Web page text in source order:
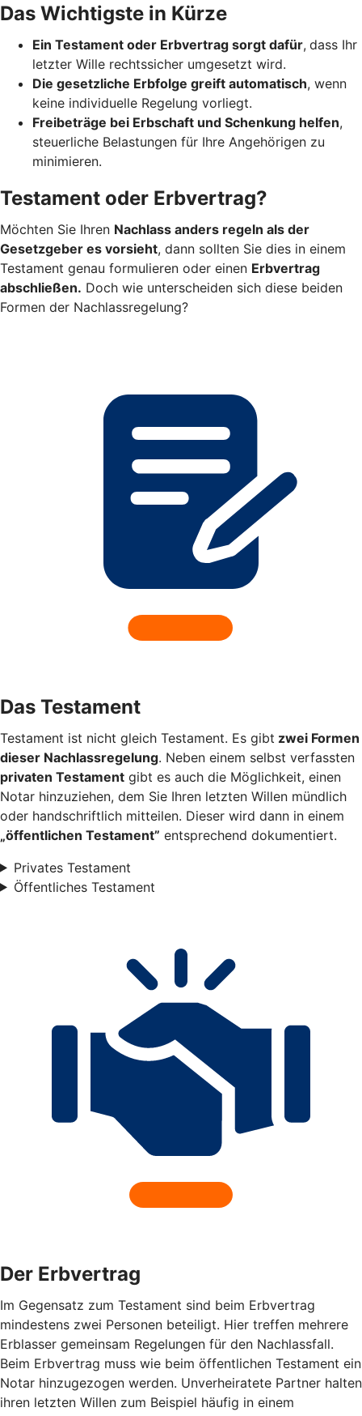
Das Wichtigste in Kürze
Ein Testament oder Erbvertrag sorgt dafür, dass Ihr
letzter Wille rechtssicher umgesetzt wird.
Die gesetzliche Erbfolge greift automatisch, wenn
keine individuelle Regelung vorliegt.
Freibeträge bei Erbschaft und Schenkung helfen,
steuerliche Belastungen für Ihre Angehörigen zu
minimieren.
Testament oder Erbvertrag?
Möchten Sie Ihren Nachlass anders regeln als der
Gesetzgeber es vorsieht, dann sollten Sie dies in einem
Testament genau formulieren oder einen Erbvertrag
abschließen. Doch wie unterscheiden sich diese beiden
Formen der Nachlassregelung?
Das Testament
Testament ist nicht gleich Testament. Es gibt zwei Formen
dieser Nachlassregelung. Neben einem selbst verfassten
privaten Testament gibt es auch die Möglichkeit, einen
Notar hinzuziehen, dem Sie Ihren letzten Willen mündlich
oder handschriftlich mitteilen. Dieser wird dann in einem
„öffentlichen Testament” entsprechend dokumentiert.
Privates Testament
Öffentliches Testament
Der Erbvertrag
Im Gegensatz zum Testament sind beim Erbvertrag
mindestens zwei Personen beteiligt. Hier treffen mehrere
Erblasser gemeinsam Regelungen für den Nachlassfall.
Beim Erbvertrag muss wie beim öffentlichen Testament ein
Notar hinzugezogen werden. Unverheiratete Partner halten
ihren letzten Willen zum Beispiel häufig in einem